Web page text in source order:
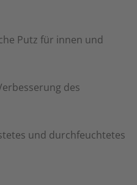
Putz für innen und
des
und durchfeuchtetes